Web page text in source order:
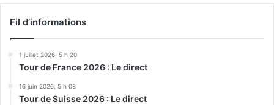
Fil d’informations
1 juillet 2026, 5 h 20
Tour de France 2026 : Le direct
16 juin 2026, 5 h 08
Tour de Suisse 2026 : Le direct